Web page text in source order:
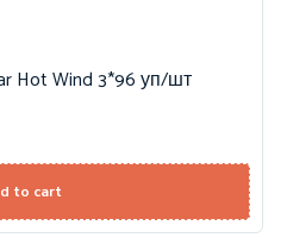
Hot Wind 3*96 уп/шт
to cart